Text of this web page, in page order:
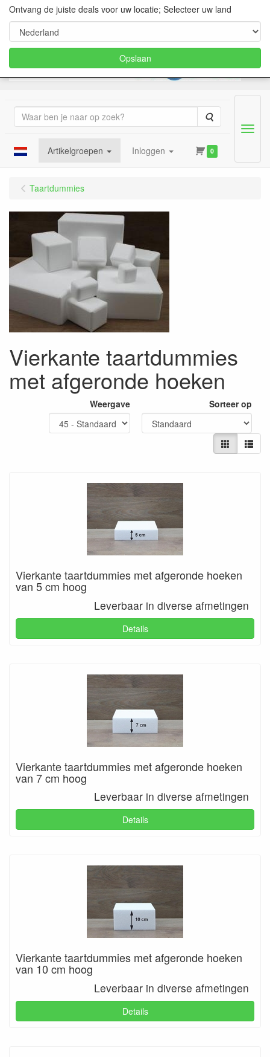
Zoeken
Artikelgroepen Inloggen 0
Menu
Taartdummies
Vierkante taartdummies
met afgeronde hoeken
Weergave Sorteer op
Vierkante taartdummies met afgeronde hoeken
van 5 cm hoog
Leverbaar in diverse afmetingen
Details
Vierkante taartdummies met afgeronde hoeken
van 7 cm hoog
Leverbaar in diverse afmetingen
Details
Vierkante taartdummies met afgeronde hoeken
van 10 cm hoog
Leverbaar in diverse afmetingen
Details
Ontvang de juiste deals voor uw locatie; Selecteer uw land
Opslaan